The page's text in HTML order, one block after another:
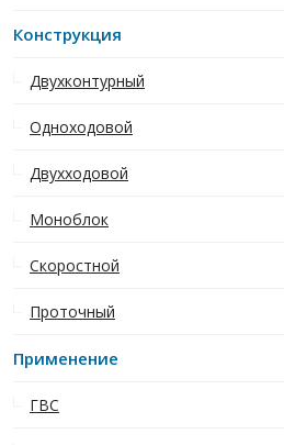
Конструкция
Двухконтурный
Одноходовой
Двухходовой
Моноблок
Скоростной
Проточный
Применение
ГВС